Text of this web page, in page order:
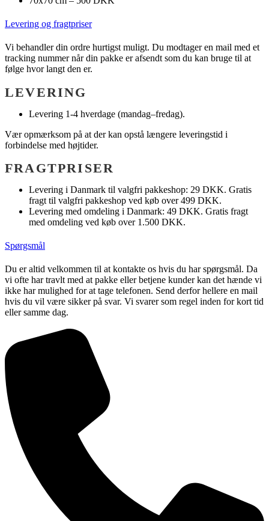
Levering og fragtpriser
Vi behandler din ordre hurtigst muligt. Du modtager en mail med et
tracking nummer når din pakke er afsendt som du kan bruge til at
følge hvor langt den er.
LEVERING
Levering 1-4 hverdage (mandag–fredag).
Vær opmærksom på at der kan opstå længere leveringstid i
forbindelse med højtider.
FRAGTPRISER
Levering i Danmark til valgfri pakkeshop: 29 DKK. Gratis
fragt til valgfri pakkeshop ved køb over 499 DKK.
Levering med omdeling i Danmark: 49 DKK. Gratis fragt
med omdeling ved køb over 1.500 DKK.
Spørgsmål
Du er altid velkommen til at kontakte os hvis du har spørgsmål. Da
vi ofte har travlt med at pakke eller betjene kunder kan det hænde vi
ikke har mulighed for at tage telefonen. Send derfor hellere en mail
hvis du vil være sikker på svar. Vi svarer som regel inden for kort tid
eller samme dag.